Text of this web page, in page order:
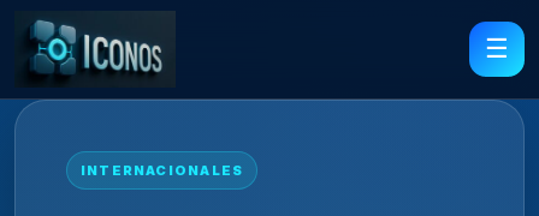
☰
INTERNACIONALES